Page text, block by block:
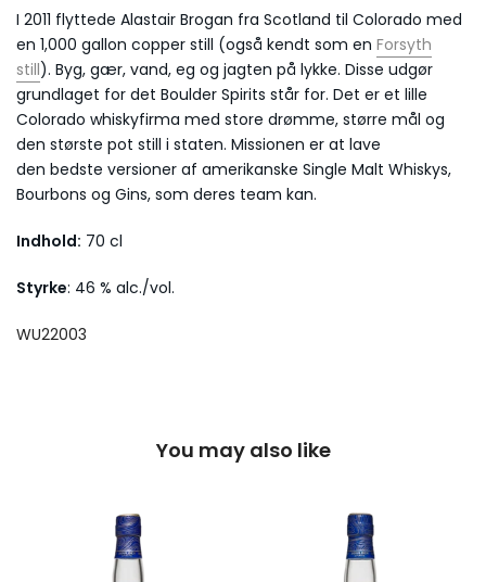
I 2011 flyttede Alastair Brogan fra Scotland til Colorado med
en 1,000 gallon copper still (også kendt som en Forsyth
still). Byg, gær, vand, eg og jagten på lykke. Disse udgør
grundlaget for det Boulder Spirits står for. Det er et lille
Colorado whiskyfirma med store drømme, større mål og
den største pot still i staten. Missionen er at lave
den bedste versioner af amerikanske Single Malt Whiskys,
Bourbons og Gins, som deres team kan.
Indhold: 70 cl
Styrke: 46 % alc./vol.
WU22003
You may also like